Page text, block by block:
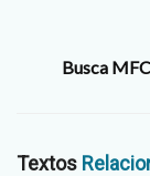
Busca
Textos